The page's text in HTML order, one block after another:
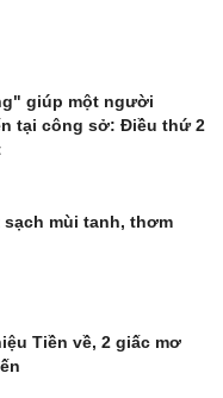
giúp một người
tại công sở: Điều thứ 2
mùi tanh, thơm
Tiền về, 2 giấc mơ